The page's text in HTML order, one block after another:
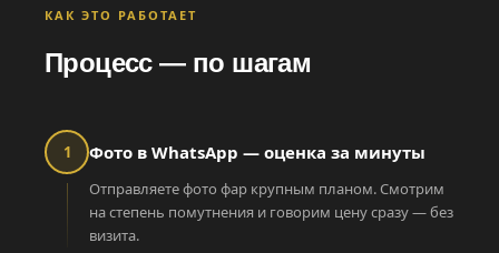
КАК ЭТО РАБОТАЕТ
Процесс — по шагам
1 Фото в WhatsApp — оценка за минуты
Отправляете фото фар крупным планом. Смотрим
на степень помутнения и говорим цену сразу — без
визита.